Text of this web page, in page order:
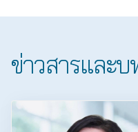
ข่าวสารและ